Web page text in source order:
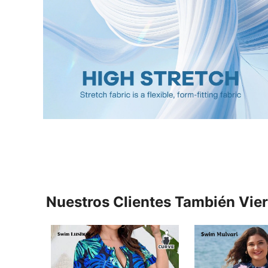
Nuestros Clientes También